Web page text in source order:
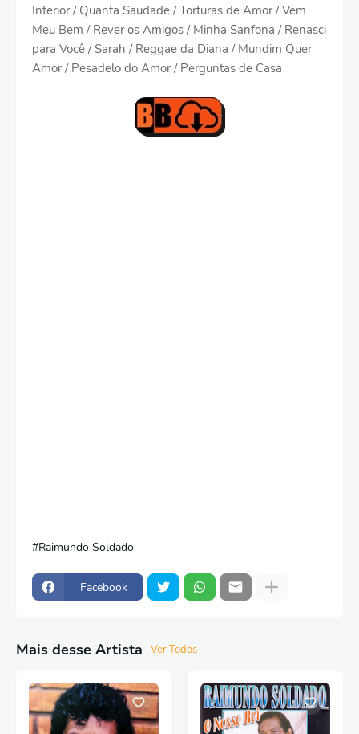
Interior / Quanta Saudade / Torturas de Amor / Vem
Meu Bem / Rever os Amigos / Minha Sanfona / Renasci
para Você / Sarah / Reggae da Diana / Mundim Quer
Amor / Pesadelo do Amor / Perguntas de Casa
Raimundo Soldado
Facebook
Mais desse Artista Ver Todos